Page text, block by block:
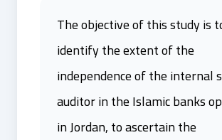
The objective of this study is
identify the extent of the
independence of the internal
auditor in the Islamic banks
in Jordan, to ascertain the